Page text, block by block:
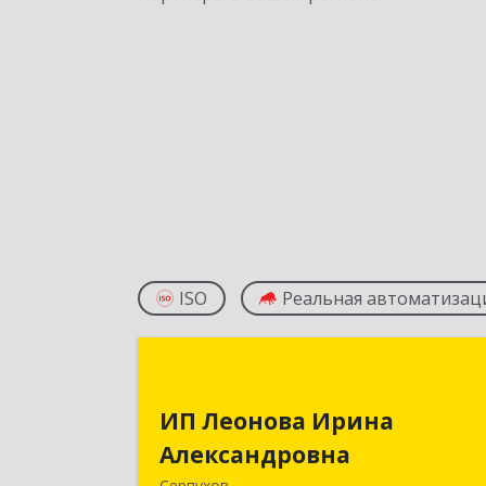
ISO Реальная
ИП Леонова Ирина
Александровна
142207, Московская обл, Серпухов г,